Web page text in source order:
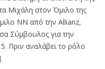
Mιχάλη στον Όμιλο της
ΝΝ από την Allianz,
Σύμβουλος για την
Πριν αναλάβει το ρόλο